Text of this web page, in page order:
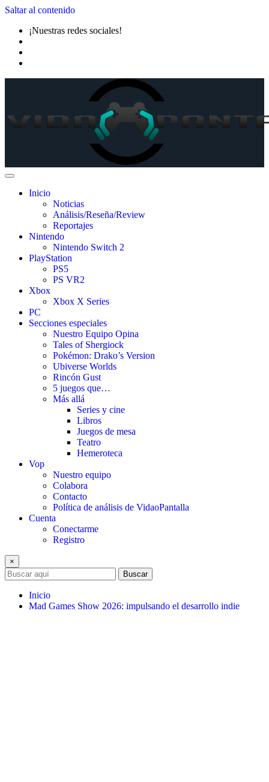
Saltar al contenido
¡Nuestras redes sociales!
Inicio
Noticias
Análisis/Reseña/Review
Reportajes
Nintendo
Nintendo Switch 2
PlayStation
PS5
PS VR2
Xbox
Xbox X Series
PC
Secciones especiales
Nuestro Equipo Opina
Tales of Shergiock
Pokémon: Drako’s Version
Ubiverse Worlds
Rincón Gust
5 juegos que…
Más allá
Series y cine
Libros
Juegos de mesa
Teatro
Hemeroteca
Vop
Nuestro equipo
Colabora
Contacto
Política de análisis de VidaoPantalla
Cuenta
Conectarme
Registro
×
Buscar
Inicio
Mad Games Show 2026: impulsando el desarrollo indie